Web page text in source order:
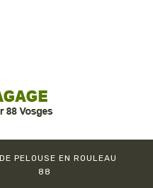
PELOUSE EN ROULEAU
88